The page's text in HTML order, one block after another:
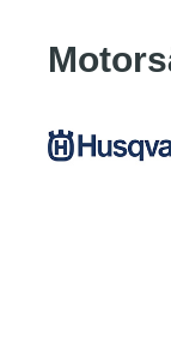
Bildergalerie